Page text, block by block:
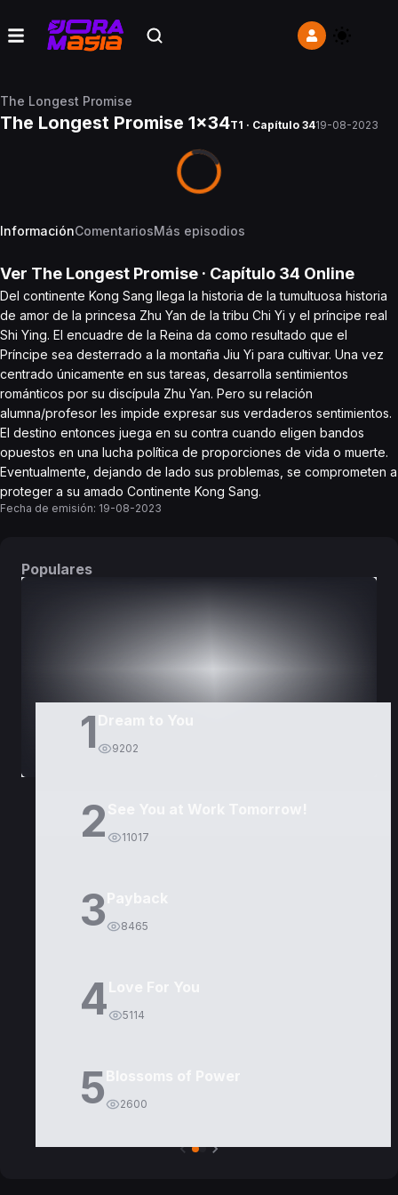
The Longest Promise
The Longest Promise 1x34T1 · Capítulo 3419-08-2023
InformaciónComentariosMás episodios
Ver The Longest Promise · Capítulo 34 Online
Del continente Kong Sang llega la historia de la tumultuosa historia
de amor de la princesa Zhu Yan de la tribu Chi Yi y el príncipe real
Shi Ying. El encuadre de la Reina da como resultado que el
Príncipe sea desterrado a la montaña Jiu Yi para cultivar. Una vez
centrado únicamente en sus tareas, desarrolla sentimientos
románticos por su discípula Zhu Yan. Pero su relación
alumna/profesor les impide expresar sus verdaderos sentimientos.
El destino entonces juega en su contra cuando eligen bandos
opuestos en una lucha política de proporciones de vida o muerte.
Eventualmente, dejando de lado sus problemas, se comprometen a
proteger a su amado Continente Kong Sang.
Fecha de emisión: 19-08-2023
Populares
1 9202
2 11017
3 8465
4 5114
5 2600